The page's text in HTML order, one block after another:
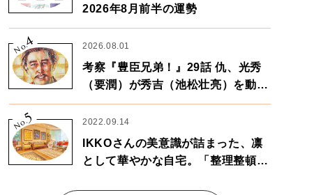
2026年8月前半の運勢
No.
4 2026.08.01
考察『豊臣兄弟！』29話 仇、光秀
（要潤）が秀吉（池松壮亮）を動か
す。天下に向けた兄弟の分岐点。
No.
5 2022.09.14
IKKOさんの美意識が詰まった、凛
として華やかな自宅。「整理整頓は